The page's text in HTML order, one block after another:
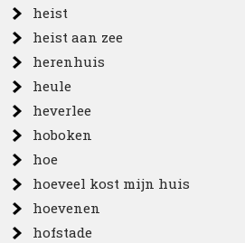
heist
heist aan zee
herenhuis
heule
heverlee
hoboken
hoe
hoeveel kost mijn huis
hoevenen
hofstade